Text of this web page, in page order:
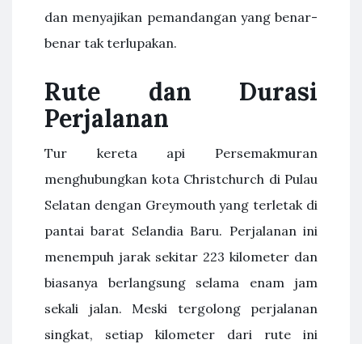
dan menyajikan pemandangan yang benar-
benar tak terlupakan.
Rute dan Durasi
Perjalanan
Tur kereta api Persemakmuran
menghubungkan kota Christchurch di Pulau
Selatan dengan Greymouth yang terletak di
pantai barat Selandia Baru. Perjalanan ini
menempuh jarak sekitar 223 kilometer dan
biasanya berlangsung selama enam jam
sekali jalan. Meski tergolong perjalanan
singkat, setiap kilometer dari rute ini